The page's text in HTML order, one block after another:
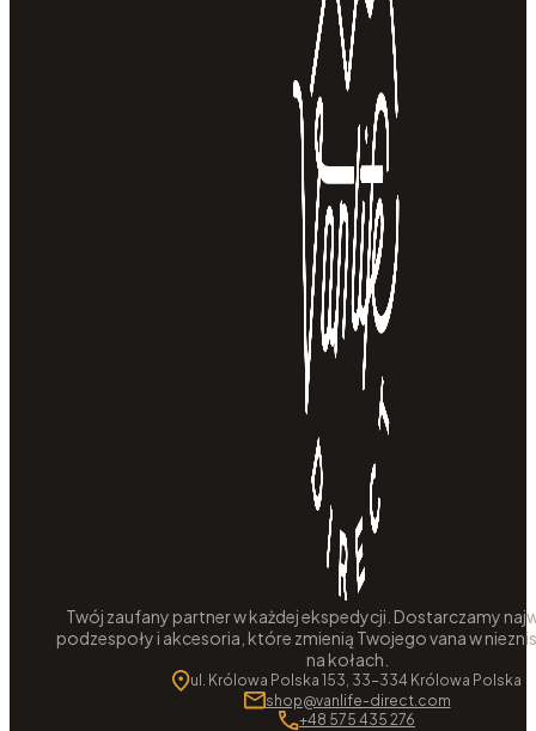
Twój zaufany partner w każdej ekspedycji. Dostarczamy
podzespoły i akcesoria, które zmienią Twojego vana w
na kołach.
ul. Królowa Polska 153, 33-334 Królowa Polska
shop@vanlife-direct.com
+48 575 435 276